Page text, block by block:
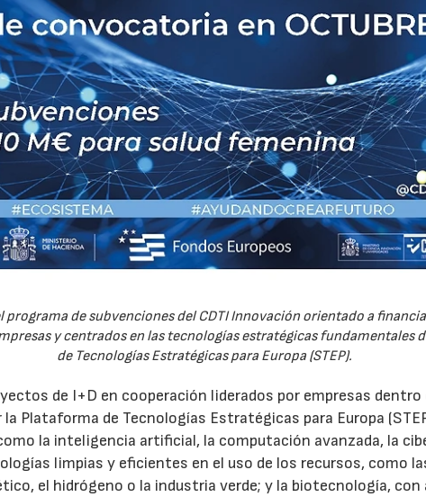
programa de subvenciones del CDTI Innovación orientado a
y centrados en las tecnologías estratégicas fundamentales
de Tecnologías Estratégicas para Europa (STEP).
de I+D en cooperación liderados por empresas
Plataforma de Tecnologías Estratégicas para Europa
la inteligencia artificial, la computación avanzada, la
limpias y eficientes en el uso de los recursos, como
el hidrógeno o la industria verde; y la biotecnología, con